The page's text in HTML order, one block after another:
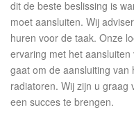
dit de beste beslissing is
moet aansluiten. Wij
huren voor de taak. Onze
ervaring met het
gaat om de aansluiting van
radiatoren. Wij zijn u graag
een succes te brengen.